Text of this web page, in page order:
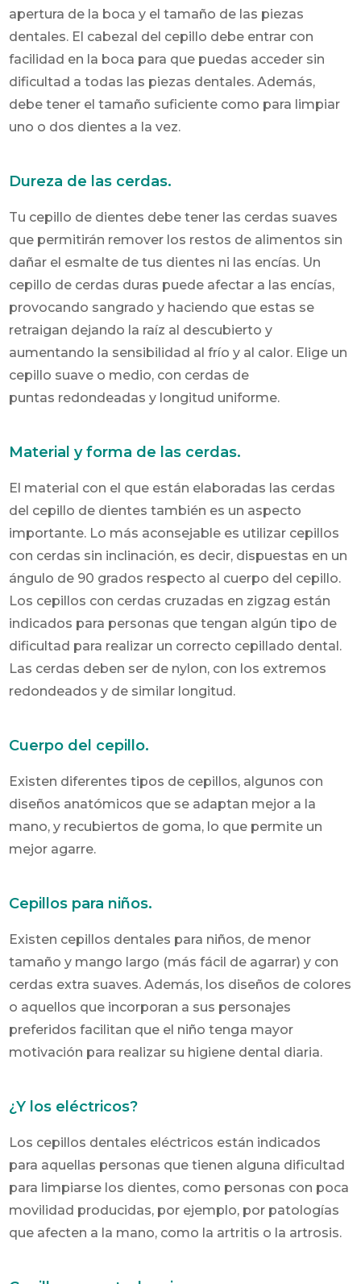
apertura de la boca y el tamaño de las piezas
dentales. El cabezal del cepillo debe entrar con
facilidad en la boca para que puedas acceder sin
dificultad a todas las piezas dentales. Además,
debe tener el tamaño suficiente como para limpiar
uno o dos dientes a la vez.
Dureza de las cerdas.
Tu cepillo de dientes debe tener las cerdas suaves
que permitirán remover los restos de alimentos sin
dañar el esmalte de tus dientes ni las encías. Un
cepillo de cerdas duras puede afectar a las encías,
provocando sangrado y haciendo que estas se
retraigan dejando la raíz al descubierto y
aumentando la sensibilidad al frío y al calor. Elige un
cepillo suave o medio, con cerdas de
puntas redondeadas y longitud uniforme.
Material y forma de las cerdas.
El material con el que están elaboradas las cerdas
del cepillo de dientes también es un aspecto
importante. Lo más aconsejable es utilizar cepillos
con cerdas sin inclinación, es decir, dispuestas en un
ángulo de 90 grados respecto al cuerpo del cepillo.
Los cepillos con cerdas cruzadas en zigzag están
indicados para personas que tengan algún tipo de
dificultad para realizar un correcto cepillado dental.
Las cerdas deben ser de nylon, con los extremos
redondeados y de similar longitud.
Cuerpo del cepillo.
Existen diferentes tipos de cepillos, algunos con
diseños anatómicos que se adaptan mejor a la
mano, y recubiertos de goma, lo que permite un
mejor agarre.
Cepillos para niños.
Existen cepillos dentales para niños, de menor
tamaño y mango largo (más fácil de agarrar) y con
cerdas extra suaves. Además, los diseños de colores
o aquellos que incorporan a sus personajes
preferidos facilitan que el niño tenga mayor
motivación para realizar su higiene dental diaria.
¿Y los eléctricos?
Los cepillos dentales eléctricos están indicados
para aquellas personas que tienen alguna dificultad
para limpiarse los dientes, como personas con poca
movilidad producidas, por ejemplo, por patologías
que afecten a la mano, como la artritis o la artrosis.